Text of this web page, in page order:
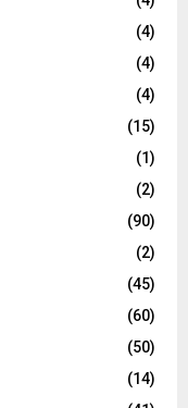
(4)
(4)
(4)
(15)
(1)
(2)
(90)
(2)
(45)
(60)
(50)
(14)